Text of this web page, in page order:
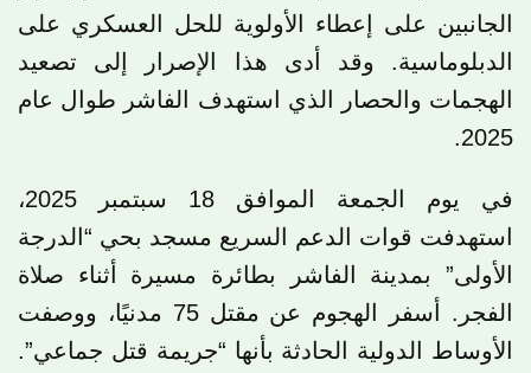
الجانبين على إعطاء الأولوية للحل العسكري على
الدبلوماسية. وقد أدى هذا الإصرار إلى تصعيد
الهجمات والحصار الذي استهدف الفاشر طوال عام
2025.
في يوم الجمعة الموافق 18 سبتمبر 2025،
استهدفت قوات الدعم السريع مسجد بحي “الدرجة
الأولى” بمدينة الفاشر بطائرة مسيرة أثناء صلاة
الفجر. أسفر الهجوم عن مقتل 75 مدنيًا، ووصفت
الأوساط الدولية الحادثة بأنها “جريمة قتل جماعي”.